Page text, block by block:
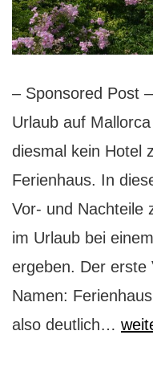
– Sponsored Post
Urlaub auf
diesmal kein Hotel
Ferienhaus. In
Vor- und Nachteile
im Urlaub bei
ergeben. Der erste
Namen:
also deutlich…